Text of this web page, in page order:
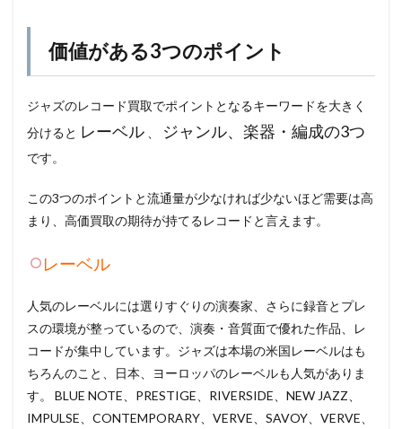
価値がある3つのポイント
ジャズのレコード買取でポイントとなるキーワードを大きく
分けると レーベル ジャンル、楽器・編成の3つ
です。
この3つのポイントと流通量が少なければ少ないほど需要は高
まり、高価買取の期待が持てるレコードと言えます。
レーベル
人気のレーベルには選りすぐりの演奏家、さらに録音とプレ
スの環境が整っているので、演奏・音質面で優れた作品、レ
コードが集中しています。ジャズは本場の米国レーベルはも
ちろんのこと、日本、ヨーロッパのレーベルも人気がありま
す。 BLUE NOTE、PRESTIGE、RIVERSIDE、NEW JAZZ、
IMPULSE、CONTEMPORARY、VERVE、SAVOY、VERVE、